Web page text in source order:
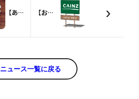
【ありがとう！】２万ダウンロード突破！ 【お知らせ】ホームセンター カインズでも購入できるようになりました！ ›
ニュース一覧に戻る